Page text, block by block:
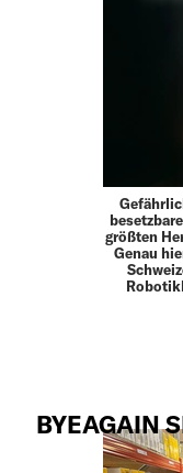
größten
Genau
BYEAGAIN